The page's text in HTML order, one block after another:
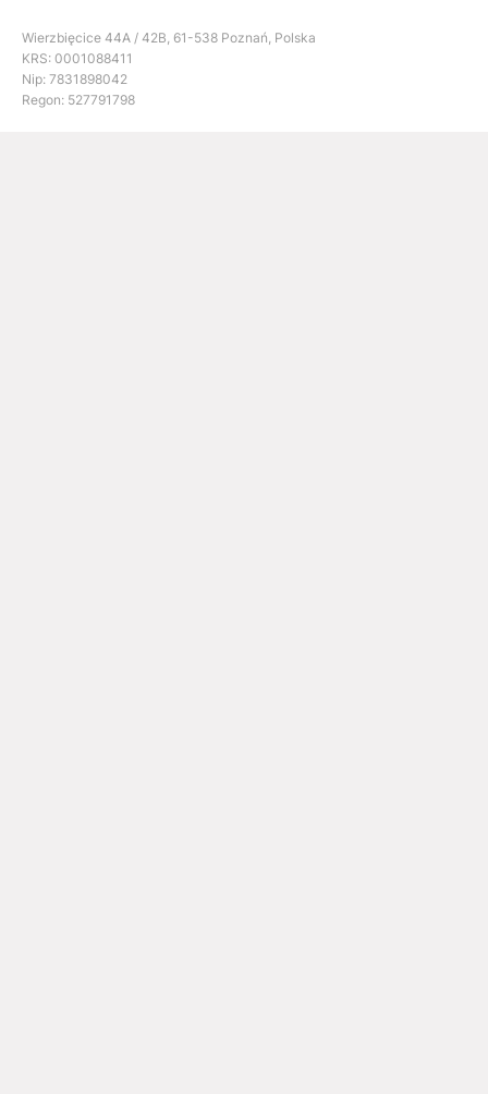
Wierzbięcice 44A / 42B, 61-538 Poznań, Polska
KRS: 0001088411
Nip: 7831898042
Regon: 527791798